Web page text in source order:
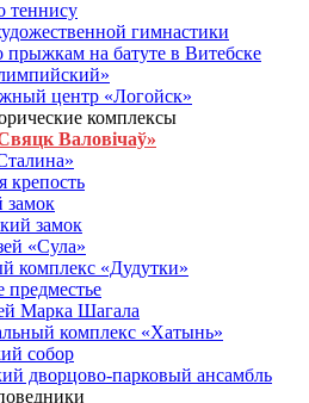
гимнастики
прыжкам на батуте в Витебске
центр «Логойск»
комплексы
Валовічаў»
крепость
замок
«Сула»
комплекс «Дудутки»
предместье
Марка Шагала
комплекс «Хатынь»
собор
дворцово-парковый ансамбль